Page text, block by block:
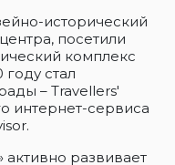
исторический
посетили
комплекс
стал
– Travellers'
интернет-сервиса
развивает